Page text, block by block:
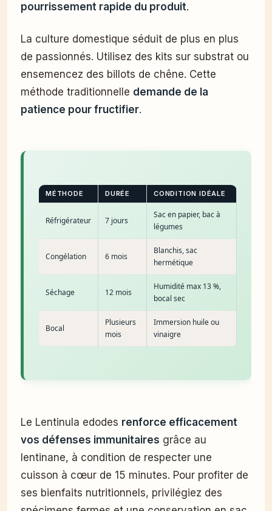
pourrissement rapide du produit.
La culture domestique séduit de plus en plus
de passionnés. Utilisez des kits sur substrat ou
ensemencez des billots de chêne. Cette
méthode traditionnelle demande de la
patience pour fructifier.
MÉTHODE DURÉE CONDITION IDÉALE
Réfrigérateur 7 jours
Sac en papier, bac à
légumes
Congélation 6 mois
Blanchis, sac
hermétique
Séchage 12 mois
Humidité max 13 %,
bocal sec
Bocal
Plusieurs
mois
Immersion huile ou
vinaigre
Le Lentinula edodes renforce efficacement
vos défenses immunitaires grâce au
lentinane, à condition de respecter une
cuisson à cœur de 15 minutes. Pour profiter de
ses bienfaits nutritionnels, privilégiez des